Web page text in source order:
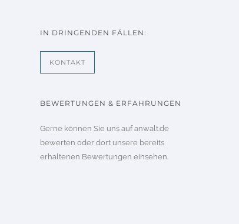
IN DRINGENDEN FÄLLEN:
KONTAKT
BEWERTUNGEN & ERFAHRUNGEN
Gerne können Sie uns aufanwalt.de
bewerten oder dort unsere bereits
erhaltenen Bewertungen einsehen.